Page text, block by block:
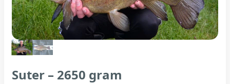
Suter – 2650 gram